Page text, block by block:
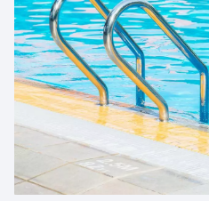
Borja Iglesias, Ana
Caballero, entre los
gallegos para